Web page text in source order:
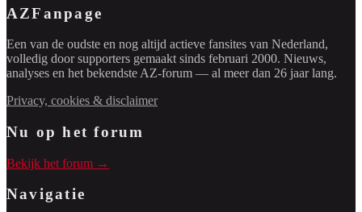
AZFanpage
Een van de oudste en nog altijd actieve fansites van Nederland,
volledig door supporters gemaakt sinds februari 2000. Nieuws,
analyses en het bekendste AZ-forum — al meer dan 26 jaar lang.
Privacy, cookies & disclaimer
Nu op het forum
Bekijk het forum →
Navigatie